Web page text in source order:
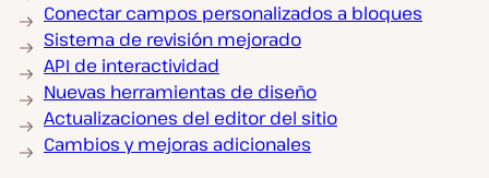
Conectar campos personalizados a bloques
Sistema de revisión mejorado
API de interactividad
Nuevas herramientas de diseño
Actualizaciones del editor del sitio
Cambios y mejoras adicionales